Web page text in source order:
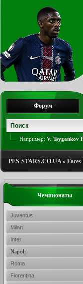
Форум
Например: V. Tsygankov
PES-STARS.CO.UA»
Чемпионаты
Juventus
Milan
Inter
Napoli
Roma
Fiorentina